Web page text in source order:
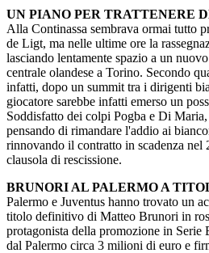
UN PIANO PER TRATTENERE
Alla Continassa sembrava ormai tutto
de Ligt, ma nelle ultime ore la
lasciando lentamente spazio a un
centrale olandese a Torino. Secondo
infatti, dopo un summit tra i dirigenti
giocatore sarebbe infatti emerso un
Soddisfatto dei colpi Pogba e Di
pensando di rimandare l'addio ai
rinnovando il contratto in scadenza nel
clausola di rescissione.
BRUNORI AL PALERMO A
Palermo e Juventus hanno trovato un
titolo definitivo di Matteo Brunori in
protagonista della promozione in Serie
dal Palermo circa 3 milioni di euro e